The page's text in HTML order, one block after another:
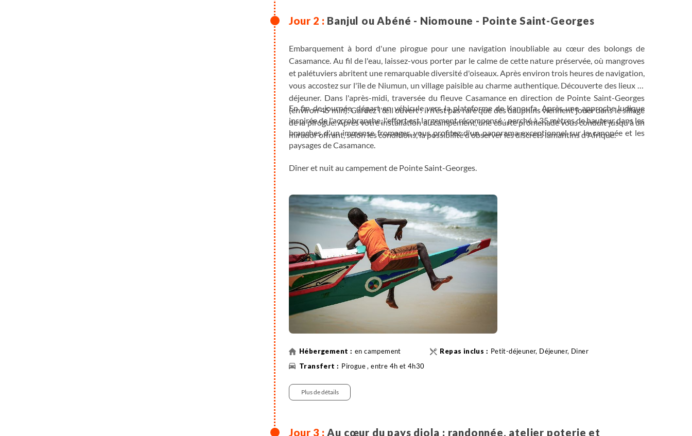
Banjul ou Abéné - Niomoune - Pointe Saint-Georges
Embarquement à bord d'une pirogue pour une navigation inoubliable au cœur des bolongs de
Casamance. Au fil de l'eau, laissez-vous porter par le calme de cette nature préservée, où mangroves
et palétuviers abritent une remarquable diversité d'oiseaux. Après environ trois heures de navigation,
vous accostez sur l'île de Niumun, un village paisible au charme authentique. Découverte des lieux et
déjeuner. Dans l'après-midi, traversée du fleuve Casamance en direction de Pointe Saint-Georges
(environ 45 min). Gardez l'œil ouvert : il n'est pas rare que des dauphins viennent jouer dans le sillage
de la pirogue. Après votre installation au campement, une courte promenade vous conduit jusqu'à un
mirador offrant, selon les conditions, la possibilité d'observer les discrets lamantins d'Afrique.
En fin de journée, départ en véhicule vers la plateforme de Kanoufa. Après une approche ludique
inspirée de l'accrobranche, l'effort est largement récompensé : perché à 35 mètres de hauteur dans les
branches d'un immense fromager, vous profitez d'un panorama exceptionnel sur la canopée et les
paysages de Casamance.
Dîner et nuit au campement de Pointe Saint-Georges.
en campement
Petit-déjeuner, Déjeuner, Diner
Pirogue , entre 4h et 4h30
Plus de détails
Au cœur du pays diola : randonnée, atelier poterie et